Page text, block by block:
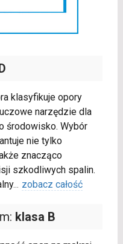
klasyfikuje opory
narzędzie dla
środowisko. Wybór
nie tylko
znacząco
szkodliwych spalin.
... zobacz całość
klasa B